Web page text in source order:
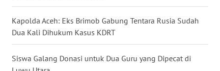
Kapolda Aceh: Eks Brimob Gabung Tentara Rusia Sudah
Dua Kali Dihukum Kasus KDRT
Siswa Galang Donasi untuk Dua Guru yang Dipecat di
LAMPUNG
WN
JATENG